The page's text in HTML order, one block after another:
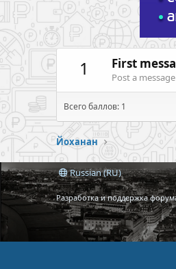
1 First
Post a
Всего баллов: 1
Йоханан
Russian (RU)
Разработка и поддержка